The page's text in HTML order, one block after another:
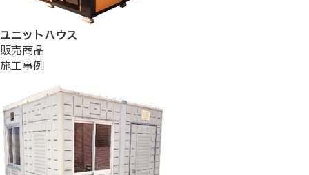
ユニットハウス
販売商品
施工事例